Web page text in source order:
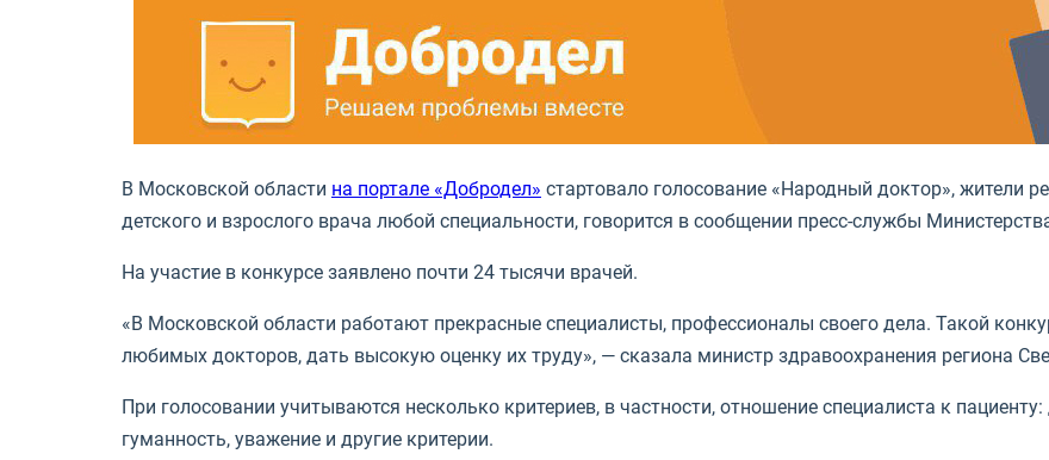
В Московской области на портале «Добродел» стартовало голосование «Народный доктор», жители
детского и взрослого врача любой специальности, говорится в сообщении пресс-службы
На участие в конкурсе заявлено почти 24 тысячи врачей.
«В Московской области работают прекрасные специалисты, профессионалы своего дела. Такой
любимых докторов, дать высокую оценку их труду», — сказала министр здравоохранения региона
При голосовании учитываются несколько критериев, в частности, отношение специалиста к
гуманность, уважение и другие критерии.